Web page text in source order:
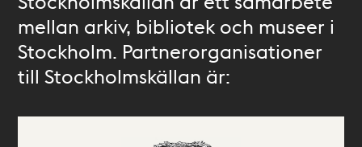
mellan arkiv, bibliotek och museer i
Stockholm. Partnerorganisationer
till Stockholmskällan är: